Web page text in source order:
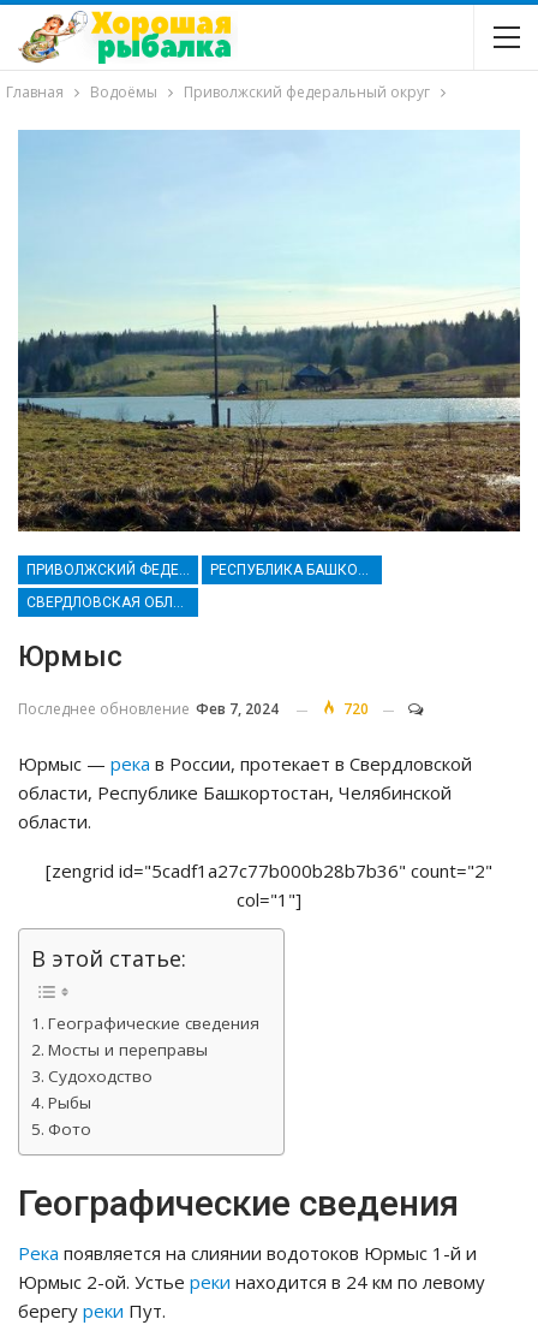
Главная Водоёмы Приволжский федеральный округ
ПРИВОЛЖСКИЙ ФЕДЕРАЛЬНЫЙ ОКРУГ
РЕСПУБЛИКА БАШКОРТОСТАН
СВЕРДЛОВСКАЯ ОБЛАСТЬ
Юрмыс
Последнее обновление Фев 7, 2024 720
Юрмыс — река в России, протекает в Свердловской
области, Республике Башкортостан, Челябинской
области.
[zengrid id="5cadf1a27c77b000b28b7b36" count="2"
col="1"]
В этой статье:
Географические сведения
Мосты и переправы
Судоходство
Рыбы
Фото
Географические сведения
Река появляется на слиянии водотоков Юрмыс 1-й и
Юрмыс 2-ой. Устье реки находится в 24 км по левому
берегу реки Пут.